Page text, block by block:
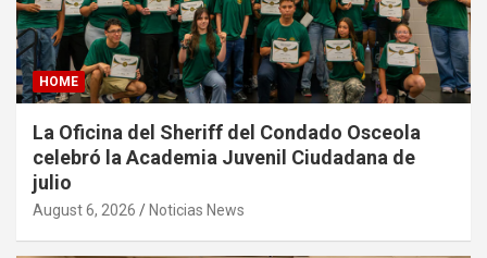
HOME
La Oficina del Sheriff del Condado Osceola
celebró la Academia Juvenil Ciudadana de
julio
August 6, 2026 Noticias News